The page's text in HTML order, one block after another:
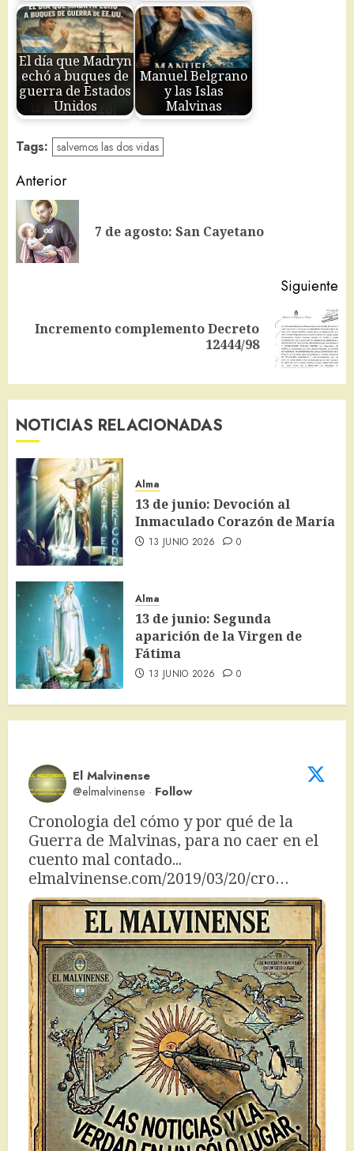
El día que Madryn
echó a buques de
guerra de Estados
Unidos
Manuel Belgrano
y las Islas
Malvinas
Tags: salvemos las dos vidas
Navegación
de
entradas
Anterior
7 de agosto: San Cayetano
Siguiente
Siguiente
Incremento complemento Decreto
12444/98
NOTICIAS RELACIONADAS
Alma
13 de junio: Devoción al
Inmaculado Corazón de María
13 JUNIO 2026 0
Alma
13 de junio: Segunda
aparición de la Virgen de
Fátima
13 JUNIO 2026 0
El Malvinense
@elmalvinense · Follow
Cronologia del cómo y por qué de la
Guerra de Malvinas, para no caer en el
elmalvinense.com/2019/03/20/cro…